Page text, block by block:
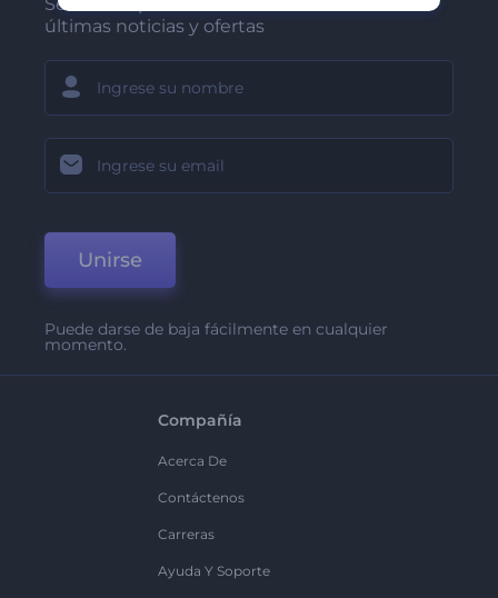
últimas noticias y ofertas
Unirse
Puede darse de baja fácilmente en cualquier
momento.
Compañía
Acerca De
Contáctenos
Carreras
Ayuda Y Soporte